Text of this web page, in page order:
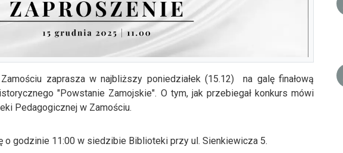
zaprasza w najbliższy poniedziałek (15.12) na galę finałową
"Powstanie Zamojskie". O tym, jak przebiegał konkurs mówi
Pedagogicznej w Zamościu.
o godzinie 11:00 w siedzibie Biblioteki przy ul. Sienkiewicza 5.